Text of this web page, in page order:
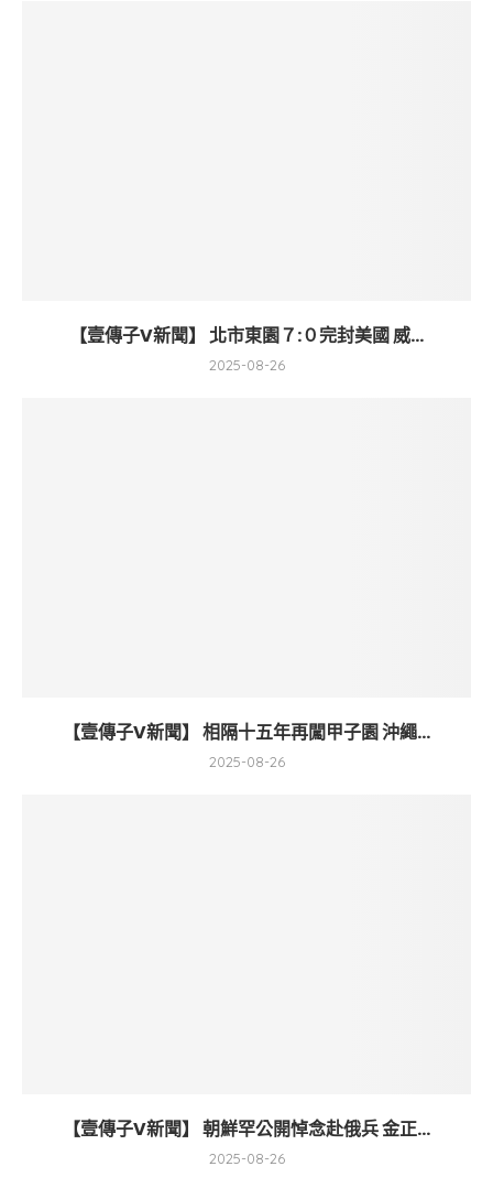
【壹傳子V新聞】 北市東園７:０完封美國 威...
2025-08-26
【壹傳子V新聞】 相隔十五年再闖甲子園 沖繩...
2025-08-26
【壹傳子V新聞】 朝鮮罕公開悼念赴俄兵 金正...
2025-08-26